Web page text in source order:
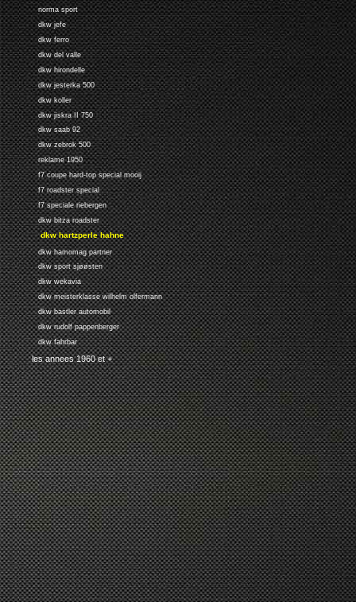
norma sport
dkw jefe
dkw ferro
dkw del valle
dkw hirondelle
dkw jesterka 500
dkw koller
dkw jiskra II 750
dkw saab 92
dkw zebrok 500
reklame 1950
f7 coupe hard-top special mooij
f7 roadster special
f7 speciale riebergen
dkw bitza roadster
dkw hartzperle hahne
dkw hamomag partner
dkw sport sjøøsten
dkw wekavia
dkw meisterklasse wilhelm olfermann
dkw bastler automobil
dkw rudolf pappenberger
dkw fahrbar
les annees 1960 et +